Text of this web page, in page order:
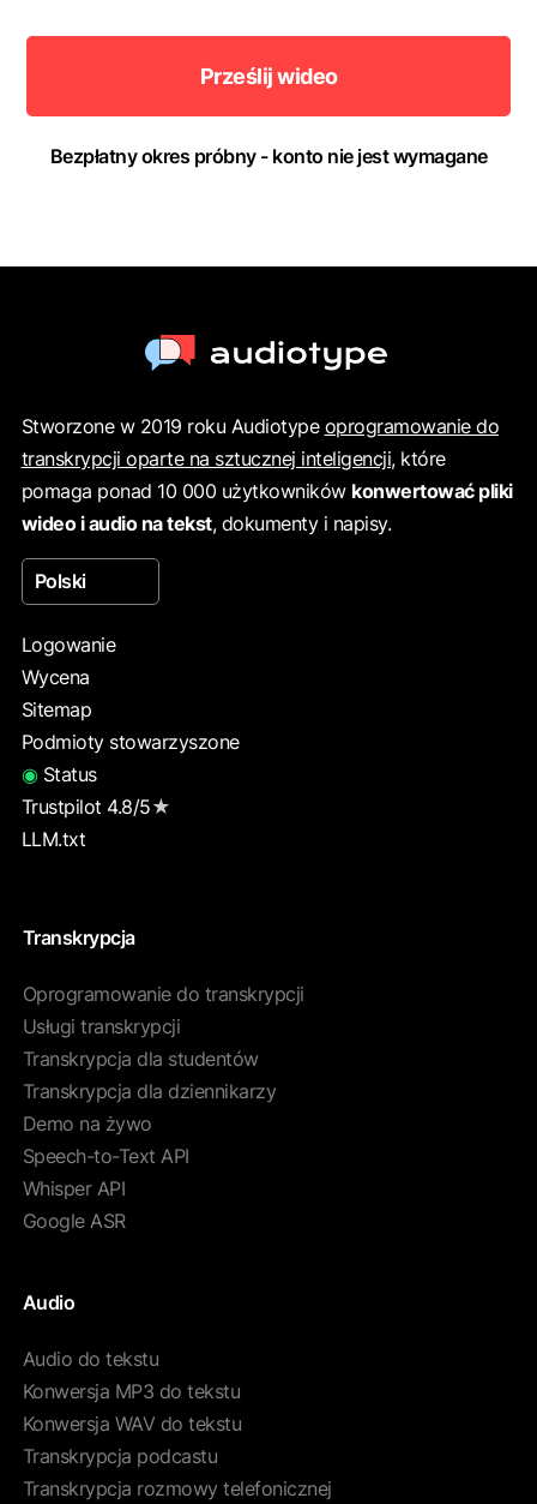
Prześlij wideo
Bezpłatny okres próbny - konto nie jest wymagane
Stworzone w 2019 roku Audiotype oprogramowanie do
transkrypcji oparte na sztucznej inteligencji, które
pomaga ponad 10 000 użytkowników konwertować pliki
wideo i audio na tekst, dokumenty i napisy.
Polski
Logowanie
Wycena
Sitemap
Podmioty stowarzyszone
◉ Status
Trustpilot 4.8/5★
LLM.txt
Transkrypcja
Oprogramowanie do transkrypcji
Usługi transkrypcji
Transkrypcja dla studentów
Transkrypcja dla dziennikarzy
Demo na żywo
Speech-to-Text API
Whisper API
Google ASR
Audio
Audio do tekstu
Konwersja MP3 do tekstu
Konwersja WAV do tekstu
Transkrypcja podcastu
Transkrypcja rozmowy telefonicznej